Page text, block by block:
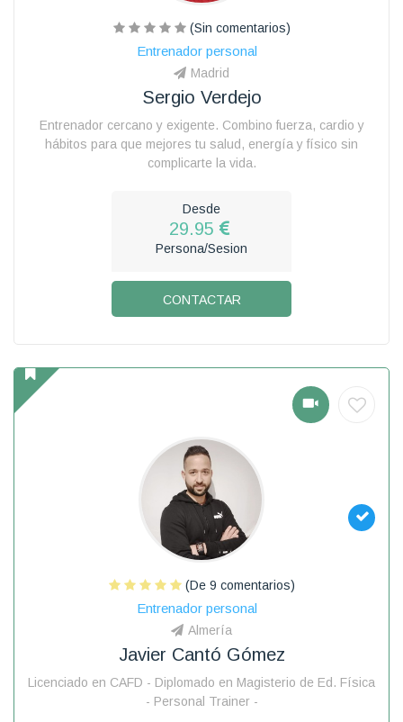
(Sin comentarios)
Entrenador personal
Madrid
Sergio Verdejo
Entrenador cercano y exigente. Combino fuerza, cardio y
hábitos para que mejores tu salud, energía y físico sin
complicarte la vida.
Desde
29.95
Persona/Sesion
CONTACTAR
(De 9 comentarios)
Entrenador personal
Almería
Javier Cantó Gómez
Licenciado en CAFD - Diplomado en Magisterio de Ed. Física
- Personal Trainer -